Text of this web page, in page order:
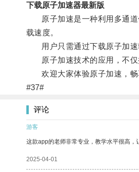
下载原子加速器最新版
原子加速是一种利用多通道
载速度。
用户只需通过下载原子加速
原子加速技术的应用，不仅
欢迎大家体验原子加速，畅
#37#
评论
游客
这款app的老师非常专业，教学水平很高，
2025-04-01